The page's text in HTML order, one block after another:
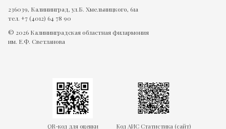
236039, Калининград, ул.Б. Хмельницкого, 61а
тел. +7 (4012) 64 78 90
© 2026 Калининградская областная филармония
им. Е.Ф. Светланова
QR-код для оценки Код АИС Статистика (сайт)